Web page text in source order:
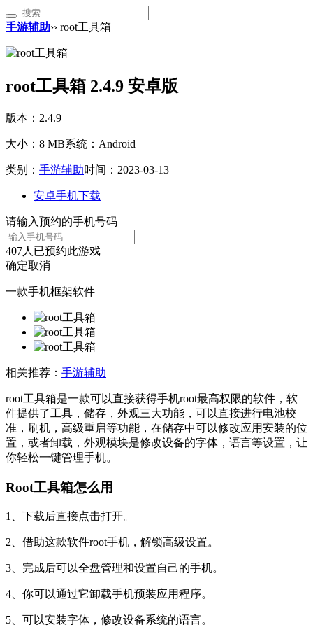
手游辅助›› root工具箱
root工具箱 2.4.9 安卓版
版本：2.4.9
大小：8 MB系统：Android
类别： 手游辅助时间：2023-03-13
安卓手机下载
请输入预约的手机号码
407人已预约此游戏
确定取消
一款手机框架软件
相关推荐： 手游辅助
root工具箱是一款可以直接获得手机root最高权限的软件，软
件提供了工具，储存，外观三大功能，可以直接进行电池校
准，刷机，高级重启等功能，在储存中可以修改应用安装的位
置，或者卸载，外观模块是修改设备的字体，语言等设置，让
你轻松一键管理手机。
Root工具箱怎么用
1、下载后直接点击打开。
2、借助这款软件root手机，解锁高级设置。
3、完成后可以全盘管理和设置自己的手机。
4、你可以通过它卸载手机预装应用程序。
5、可以安装字体，修改设备系统的语言。